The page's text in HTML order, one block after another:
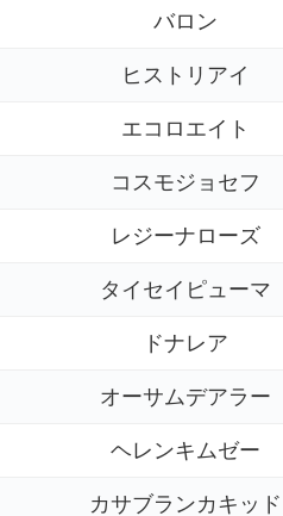
バロン
ヒストリアイ
エコロエイト
コスモジョセフ
レジーナローズ
タイセイピューマ
ドナレア
オーサムデアラー
ヘレンキムゼー
カサブランカキッド